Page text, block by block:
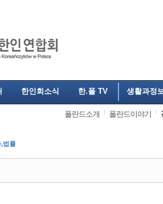
한인회소식 한.폴 TV 생활과정
폴란드소개 폴란드이야기
,법률